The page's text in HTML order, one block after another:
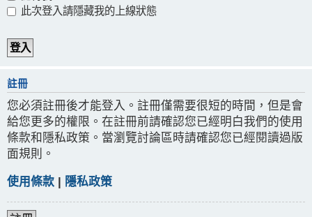
此次登入請隱藏我的上線狀態
註冊
您必須註冊後才能登入。註冊僅需要很短的時間，但是會
給您更多的權限。在註冊前請確認您已經明白我們的使用
條款和隱私政策。當瀏覽討論區時請確認您已經閱讀過版
面規則。
使用條款 | 隱私政策